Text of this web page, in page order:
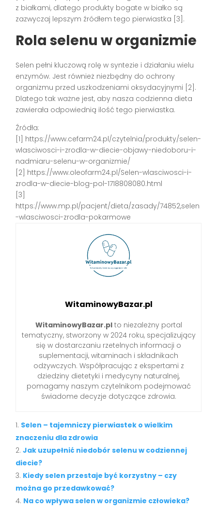
z białkami, dlatego produkty bogate w białko są
zazwyczaj lepszym źródłem tego pierwiastka [3].
Rola selenu w organizmie
Selen pełni kluczową rolę w syntezie i działaniu wielu
enzymów. Jest również niezbędny do ochrony
organizmu przed uszkodzeniami oksydacyjnymi [2].
Dlatego tak ważne jest, aby nasza codzienna dieta
zawierała odpowiednią ilość tego pierwiastka.
Źródła:
[1] https://www.cefarm24.pl/czytelnia/produkty/selen-
wlasciwosci-i-zrodla-w-diecie-objawy-niedoboru-i-
nadmiaru-selenu-w-organizmie/
[2] https://www.oleofarm24.pl/Selen-wlasciwosci-i-
zrodla-w-diecie-blog-pol-1718808080.html
[3]
https://www.mp.pl/pacjent/dieta/zasady/74852,selen
-wlasciwosci-zrodla-pokarmowe
WitaminowyBazar.pl
WitaminowyBazar.plto niezależny portal
tematyczny, stworzony w 2024 roku, specjalizujący
się w dostarczaniu rzetelnych informacji o
suplementacji, witaminach i składnikach
odżywczych. Współpracując z ekspertami z
dziedziny dietetyki i medycyny naturalnej,
pomagamy naszym czytelnikom podejmować
świadome decyzje dotyczące zdrowia.
Selen – tajemniczy pierwiastek o wielkim
znaczeniu dla zdrowia
Jak uzupełnić niedobór selenu w codziennej
diecie?
Kiedy selen przestaje być korzystny – czy
można go przedawkować?
Na co wpływa selen w organizmie człowieka?